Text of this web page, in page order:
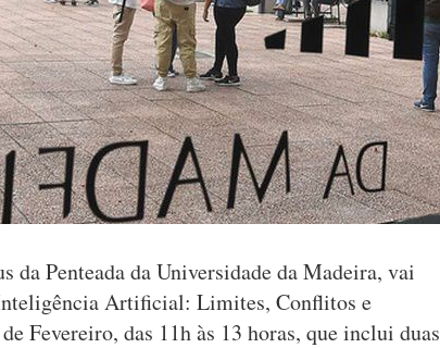
da Penteada da Universidade da Madeira, vai
Artificial: Limites, Conflitos e
Fevereiro, das 11h às 13 horas, que inclui duas